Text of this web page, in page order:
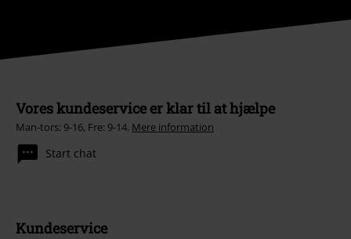
Vores kundeservice er klar til at hjælpe
Man-tors: 9-16, Fre: 9-14. Mere information
Start chat
Kundeservice